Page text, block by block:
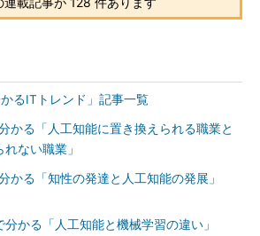
るITトレンド」記事一覧
かる「人工知能に置き換えられる職業と
ない職業」
かる「知性の発達と人工知能の発展」
分かる「人工知能と機械学習の違い」